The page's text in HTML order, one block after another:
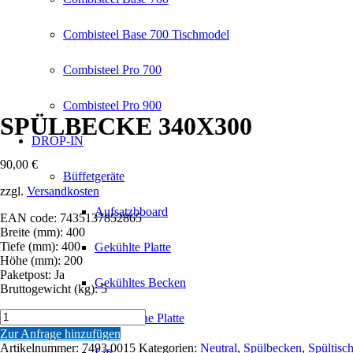
Combisteel Base 700 Tischmodel
Combisteel Pro 700
Combisteel Pro 900
DROP-IN
Büffetgeräte
Aufsatzbboard
Gekühlte Platte
Gekühltes Becken
Keramische Platte
SPÜLBECKE 340X300
90,00 €
zzgl. Versandkosten
EAN code: 7435137852865
Breite (mm): 400
Tiefe (mm): 400
Höhe (mm): 200
Paketpost: Ja
Bruttogewicht (kg): 5
SPÜLBECKE
340X300
Menge
Zur Anfrage hinzufügen
Artikelnummer: 7493.0015 Kategorien: Neutral, Spülbecken,